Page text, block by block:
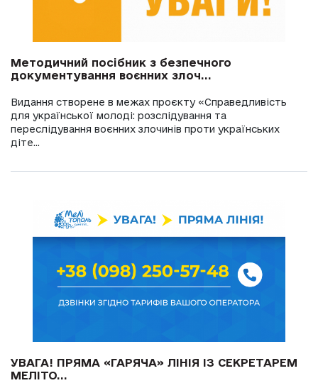
Методичний посібник з безпечного
документування воєнних злоч...
Видання створене в межах проєкту «Справедливість
для української молоді: розслідування та
переслідування воєнних злочинів проти українських
діте...
УВАГА! ПРЯМА «ГАРЯЧА» ЛІНІЯ ІЗ СЕКРЕТАРЕМ
МЕЛІТО...